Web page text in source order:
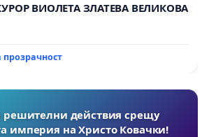
ВИОЛЕТА ЗЛАТЕВА ВЕЛИКОВА
решителни действия срещу
империя на Христо Ковачки!